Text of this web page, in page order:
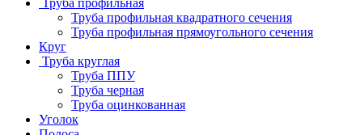
Труба профильная
Труба профильная квадратного сечения
Труба профильная прямоугольного сечения
Круг
Труба круглая
Труба ППУ
Труба черная
Труба оцинкованная
Уголок